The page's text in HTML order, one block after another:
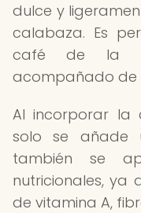
dulce y
calabaza. Es
café de la
acompañado de
Al incorporar la
solo se añade
también se
nutricionales, ya
de vitamina A,